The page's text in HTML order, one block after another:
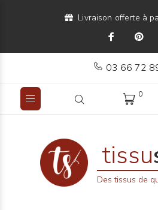
Livraison offerte à
03 66 72
0
tissu
Des tissus de